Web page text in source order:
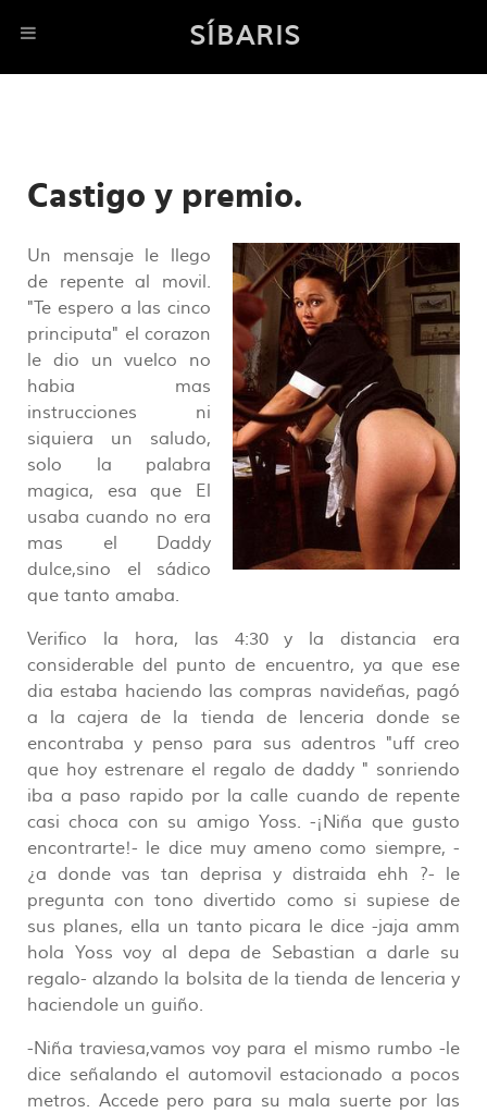
SÍBARIS
Castigo y premio.
Un mensaje le llego
de repente al movil.
"Te espero a las cinco
principuta" el corazon
le dio un vuelco no
habia mas
instrucciones ni
siquiera un saludo,
solo la palabra
magica, esa que El
usaba cuando no era
mas el Daddy
dulce,sino el sádico
que tanto amaba.
Verifico la hora, las 4:30 y la distancia era
considerable del punto de encuentro, ya que ese
dia estaba haciendo las compras navideñas, pagó
a la cajera de la tienda de lenceria donde se
encontraba y penso para sus adentros "uff creo
que hoy estrenare el regalo de daddy " sonriendo
iba a paso rapido por la calle cuando de repente
casi choca con su amigo Yoss. -¡Niña que gusto
encontrarte!- le dice muy ameno como siempre, -
¿a donde vas tan deprisa y distraida ehh ?- le
pregunta con tono divertido como si supiese de
sus planes, ella un tanto picara le dice -jaja amm
hola Yoss voy al depa de Sebastian a darle su
regalo- alzando la bolsita de la tienda de lenceria y
haciendole un guiño.
-Niña traviesa,vamos voy para el mismo rumbo -le
dice señalando el automovil estacionado a pocos
metros. Accede pero para su mala suerte por las